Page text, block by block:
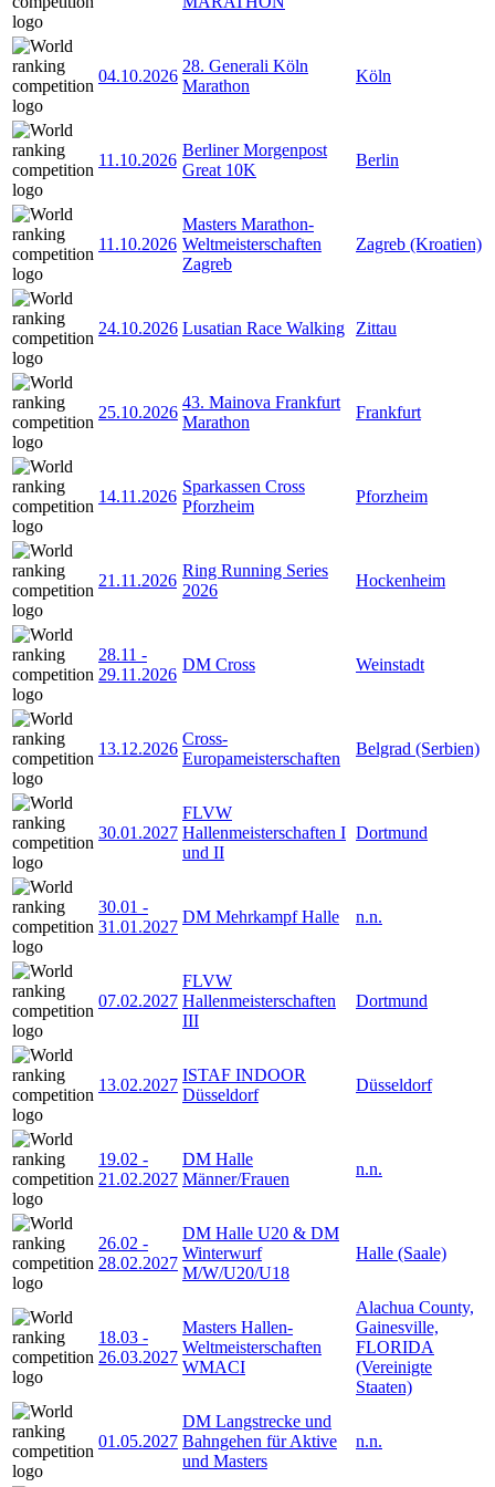
04.10.2026
28. Generali Köln
Marathon
Köln
11.10.2026
Berliner Morgenpost
Great 10K
Berlin
11.10.2026
Masters Marathon-
Weltmeisterschaften
Zagreb
Zagreb (Kroatien)
24.10.2026 Lusatian Race Walking Zittau
25.10.2026
43. Mainova Frankfurt
Marathon
Frankfurt
14.11.2026
Sparkassen Cross
Pforzheim
Pforzheim
21.11.2026
Ring Running Series
2026
Hockenheim
28.11 -
29.11.2026
DM Cross Weinstadt
13.12.2026
Cross-
Europameisterschaften
Belgrad (Serbien)
30.01.2027
FLVW
Hallenmeisterschaften I
und II
Dortmund
30.01 -
31.01.2027
DM Mehrkampf Halle n.n.
07.02.2027
FLVW
Hallenmeisterschaften
III
Dortmund
13.02.2027
ISTAF INDOOR
Düsseldorf
Düsseldorf
19.02 -
21.02.2027
DM Halle
Männer/Frauen
n.n.
26.02 -
28.02.2027
DM Halle U20 & DM
Winterwurf
M/W/U20/U18
Halle (Saale)
18.03 -
26.03.2027
Masters Hallen-
Weltmeisterschaften
WMACI
Alachua County,
Gainesville,
FLORIDA
(Vereinigte
Staaten)
01.05.2027
DM Langstrecke und
Bahngehen für Aktive
und Masters
n.n.